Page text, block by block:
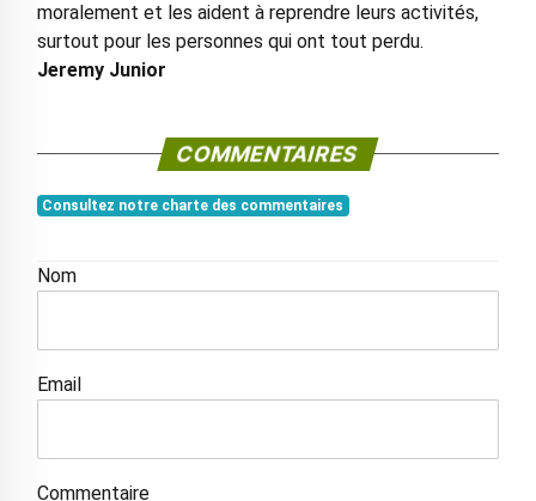
moralement et les aident à reprendre leurs activités,
surtout pour les personnes qui ont tout perdu.
Jeremy Junior
COMMENTAIRES
Consultez notre charte des commentaires
Nom
Email
Commentaire